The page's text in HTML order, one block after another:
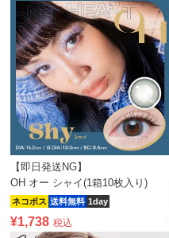
【即日発送NG】
OH オー シャイ(1箱10枚入り)
ネコポス 送料無料 1day
¥1,738 税込